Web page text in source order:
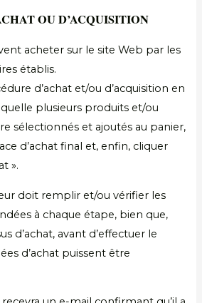
OU D’ACQUISITION
acheter sur le site Web par les
établis.
d’achat et/ou d’acquisition en
plusieurs produits et/ou
sélectionnés et ajoutés au panier,
d’achat final et, enfin, cliquer
».
doit remplir et/ou vérifier les
à chaque étape, bien que,
d’achat, avant d’effectuer le
d’achat puissent être